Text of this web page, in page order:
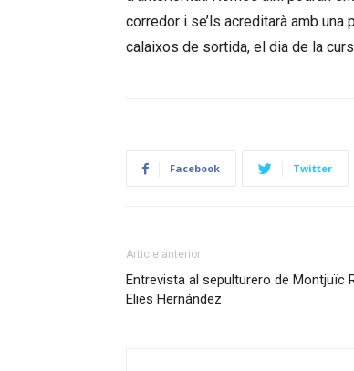
corredor i se’ls acreditarà amb
calaixos de sortida, el dia de la
Facebook Twitter
Article anterior
Entrevista al sepulturero de Montjuïc
Elies Hernández